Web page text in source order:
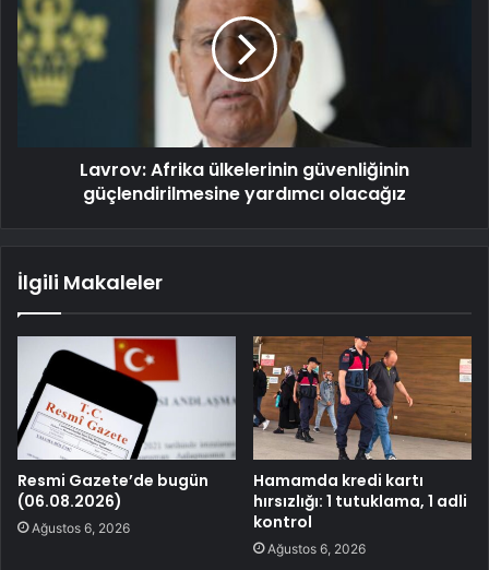
Lavrov: Afrika ülkelerinin güvenliğinin
güçlendirilmesine yardımcı olacağız
İlgili Makaleler
Resmi Gazete’de bugün
(06.08.2026)
Ağustos 6, 2026
Hamamda kredi kartı
hırsızlığı: 1 tutuklama, 1 adli
kontrol
Ağustos 6, 2026